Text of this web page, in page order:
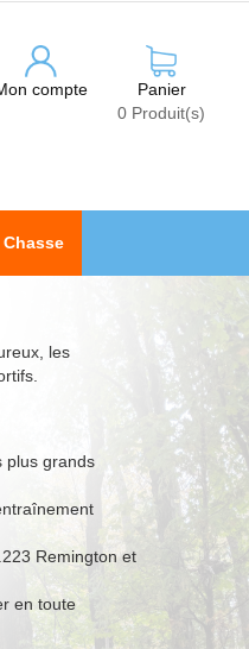
Panier
0 Produit(s)
compte
Chasse
les
plus grands
Remington et
en toute